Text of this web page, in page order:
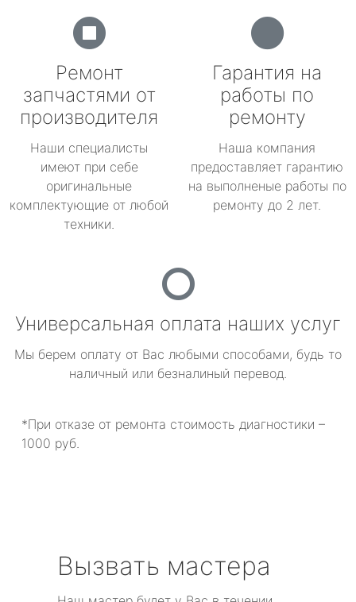
Ремонт
запчастями от
производителя
Наши специалисты
имеют при себе
оригинальные
комплектующие от любой
техники.
Гарантия на
работы по
ремонту
Наша компания
предоставляет гарантию
на выполненые работы по
ремонту до 2 лет.
Универсальная оплата наших услуг
Мы берем оплату от Вас любыми способами, будь то
наличный или безналиный перевод.
*При отказе от ремонта стоимость диагностики –
1000 руб.
Вызвать мастера